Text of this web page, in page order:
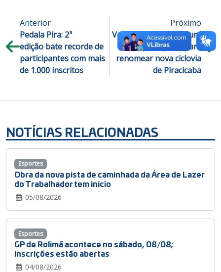
Anterior
Pedala Pira: 2ª
edição bate recorde de
participantes com mais
de 1.000 inscritos
Próximo
Você escolhe: Prefeitura
lança enquete para
renomear nova ciclovia
de Piracicaba
NOTÍCIAS RELACIONADAS
Obra da nova pista de caminhada da Área de Lazer
do Trabalhador tem início
05/08/2026
Esportes
GP de Rolimã acontece no sábado, 08/08;
inscrições estão abertas
04/08/2026
Esportes